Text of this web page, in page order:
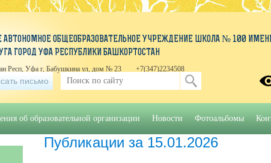
Публикации за 15.01.2026
АВТОНОМНОЕ ОБЩЕОБРАЗОВАТЕЛЬНОЕ УЧРЕЖДЕНИЕ ШКОЛА № 100
ГОРОД УФА РЕСПУБЛИКИ БАШКОРТОСТАН
Респ, Уфа г, Бабушкина ул, дом № 23 +7(347)2234508
письмо
об образовательной организации Новости Фотоальбомы